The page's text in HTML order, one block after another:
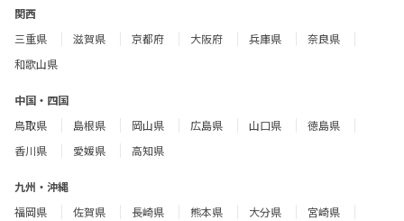
関西
三重県
滋賀県 京都府 大阪府 兵庫県
奈良県
和歌山県
中国・四国
鳥取県
島根県 岡山県 広島県 山口県
徳島県
香川県
愛媛県 高知県
九州・沖縄
福岡県
佐賀県 長崎県 熊本県 大分県
宮崎県